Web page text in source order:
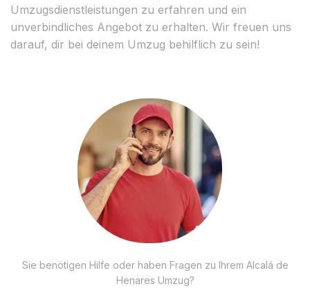
Umzugsdienstleistungen zu erfahren und ein
unverbindliches Angebot zu erhalten. Wir freuen uns
darauf, dir bei deinem Umzug behilflich zu sein!
Sie benötigen Hilfe oder haben Fragen zu Ihrem Alcalá de
Henares Umzug?